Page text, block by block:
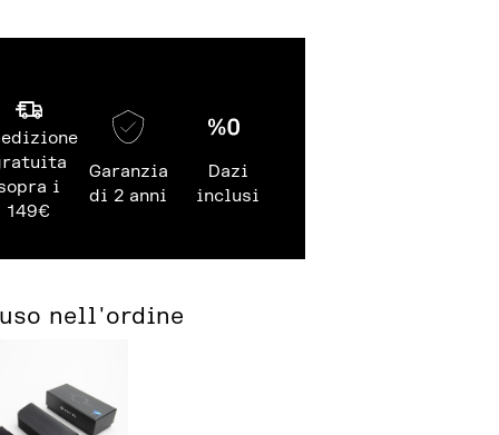
i
149€
Garanzia
di 2 anni
Dazi
inclusi
nell'ordine